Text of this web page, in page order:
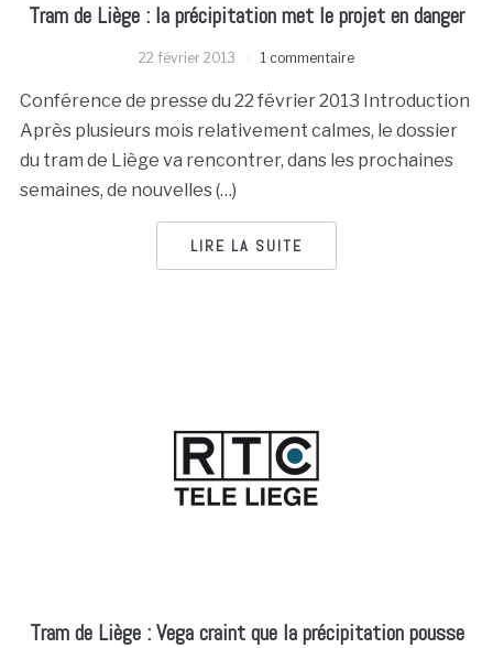
Tram de Liège : la précipitation met le projet en danger
22 février 2013 1 commentaire
Conférence de presse du 22 février 2013 Introduction
Après plusieurs mois relativement calmes, le dossier
du tram de Liège va rencontrer, dans les prochaines
semaines, de nouvelles (…)
LIRE LA SUITE
Tram de Liège : Vega craint que la précipitation pousse